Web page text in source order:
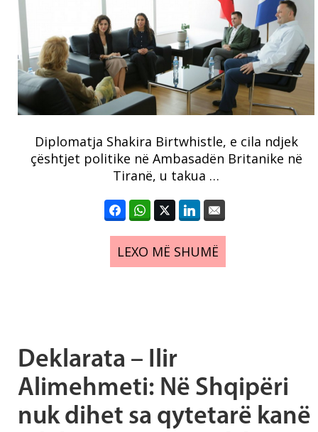
Diplomatja Shakira Birtwhistle, e cila ndjek
çështjet politike në Ambasadën Britanike në
Tiranë, u takua …
LEXO MË SHUMË
Deklarata – Ilir
Alimehmeti: Në Shqipëri
nuk dihet sa qytetarë kanë